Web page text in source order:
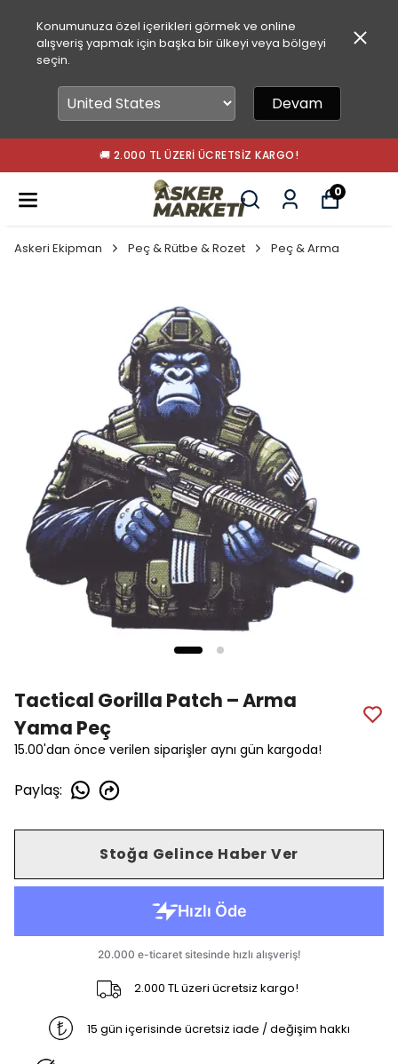
Konumunuza özel içerikleri görmek ve online
alışveriş yapmak için başka bir ülkeyi veya bölgeyi
seçin.
Devam
🚚 2.000 TL ÜZERI ÜCRETSIZ KARGO!
0
Askeri Ekipman Peç & Rütbe & Rozet Peç & Arma
Tactical Gorilla Patch – Arma
Yama Peç
15.00'dan önce verilen siparişler aynı gün kargoda!
Paylaş:
Stoğa Gelince Haber Ver
2.000 TL üzeri ücretsiz kargo!
15 gün içerisinde ücretsiz iade / değişim hakkı